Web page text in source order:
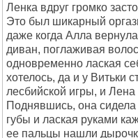
Ленка вдруг громко
Это был шикарный
даже когда Алла
диван, поглаживая
одновременно лаская
хотелось, да и у Витьки
лесбийской игры, и
Поднявшись, она
губы и лаская руками
ее пальцы нашли